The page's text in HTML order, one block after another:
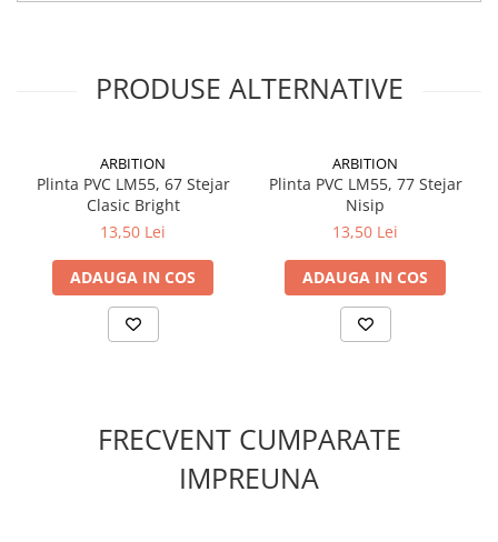
PRODUSE ALTERNATIVE
ARBITION
Plinta PVC LM55, 67 Stejar
Clasic Bright
13,50 Lei
ADAUGA IN COS
ARBITION
Plinta PVC LM55, 77 Stejar
Nisip
13,50 Lei
ADAUGA IN COS
FRECVENT CUMPARATE
IMPREUNA